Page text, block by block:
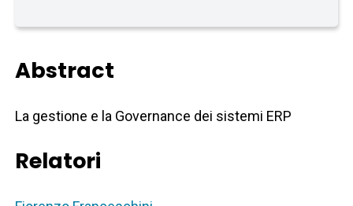
Abstract
La gestione e la Governance dei sistemi ERP
Relatori